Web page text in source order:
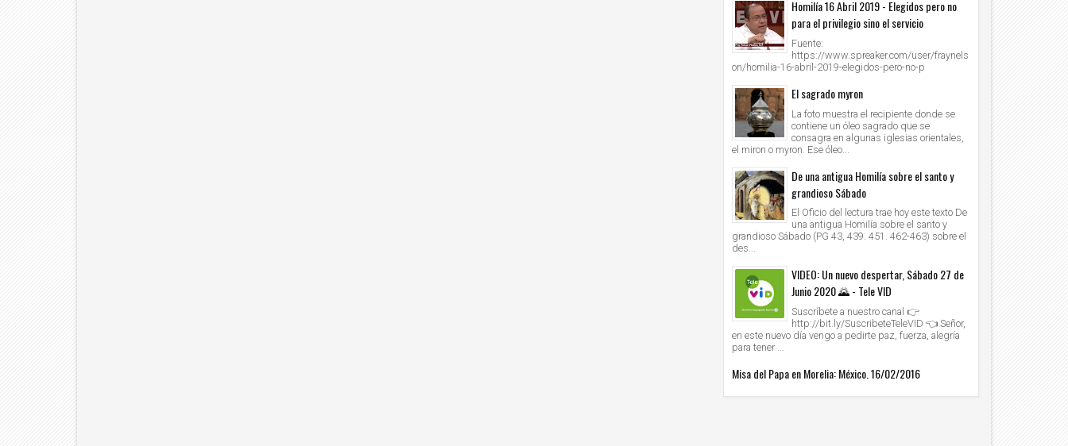
Homilía 16 Abril 2019 - Elegidos pero no
para el privilegio sino el servicio
Fuente:
https://www.spreaker.com/user/fraynels
on/homilia-16-abril-2019-elegidos-pero-no-p
El sagrado myron
La foto muestra el recipiente donde se
contiene un óleo sagrado que se
consagra en algunas iglesias orientales,
el miron o myron. Ese óleo...
De una antigua Homilía sobre el santo y
grandioso Sábado
El Oficio del lectura trae hoy este texto De
una antigua Homilía sobre el santo y
grandioso Sábado (PG 43, 439. 451. 462-463) sobre el
des...
VIDEO: Un nuevo despertar, Sábado 27 de
Junio 2020 🌄 - Tele VID
Suscríbete a nuestro canal 👉
http://bit.ly/SuscribeteTeleVID 👈 Señor,
en este nuevo día vengo a pedirte paz, fuerza, alegría
para tener ...
Misa del Papa en Morelia: México. 16/02/2016